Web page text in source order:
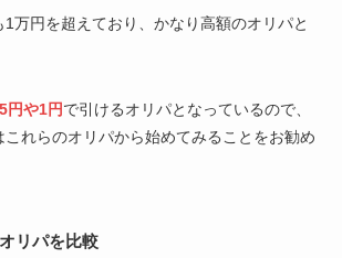
万円を超えており、かなり高額のオリパと
円や1円で引けるオリパとなっているので、
れらのオリパから始めてみることをお勧め
リパを比較